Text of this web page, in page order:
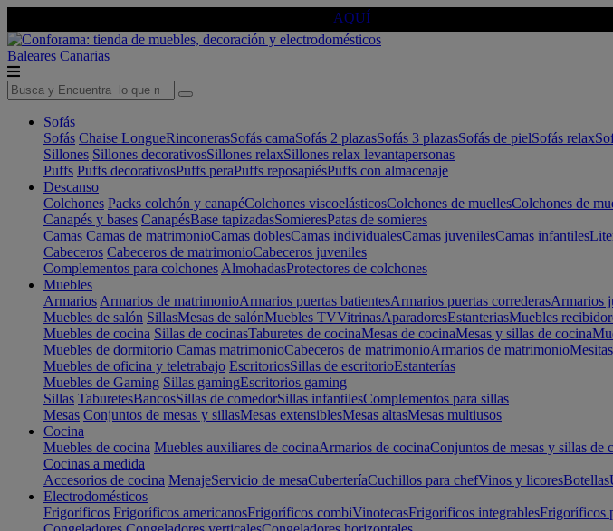
AQUÍ
Baleares Canarias
Sofás
Sofás Chaise LongueRinconerasSofás camaSofás 2 plazasSofás 3 plazasSofás de pielSofás relax
Sillones Sillones decorativosSillones relaxSillones relax levantapersonas
Puffs Puffs decorativosPuffs peraPuffs reposapiésPuffs con almacenaje
Descanso
Colchones Packs colchón y canapéColchones viscoelásticosColchones de muellesColchones de
Canapés y bases CanapésBase tapizadasSomieresPatas de somieres
Camas Camas de matrimonioCamas doblesCamas individualesCamas juvenilesCamas infantiles
Cabeceros Cabeceros de matrimonioCabeceros juveniles
Complementos para colchones AlmohadasProtectores de colchones
Muebles
Armarios Armarios de matrimonioArmarios puertas batientesArmarios puertas correderasArmarios
Muebles de salón SillasMesas de salónMuebles TVVitrinasAparadoresEstanteriasMuebles
Muebles de cocina Sillas de cocinasTaburetes de cocinaMesas de cocinaMesas y sillas de cocina
Muebles de dormitorio Camas matrimonioCabeceros de matrimonioArmarios de matrimonio
Muebles de oficina y teletrabajo EscritoriosSillas de escritorioEstanterías
Muebles de Gaming Sillas gamingEscritorios gaming
Sillas TaburetesBancosSillas de comedorSillas infantilesComplementos para sillas
Mesas Conjuntos de mesas y sillasMesas extensiblesMesas altasMesas multiusos
Cocina
Muebles de cocina Muebles auxiliares de cocinaArmarios de cocinaConjuntos de mesas y sillas de
Cocinas a medida
Accesorios de cocina MenajeServicio de mesaCuberteríaCuchillos para chefVinos y licoresBotellas
Electrodomésticos
Frigoríficos Frigoríficos americanosFrigoríficos combiVinotecasFrigoríficos integrablesFrigoríficos